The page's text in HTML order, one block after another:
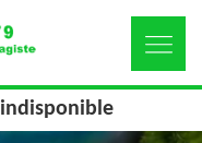
indisponible